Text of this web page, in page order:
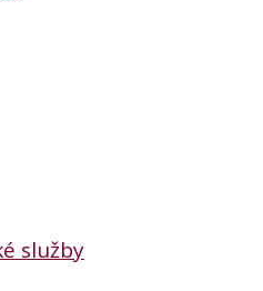
služby